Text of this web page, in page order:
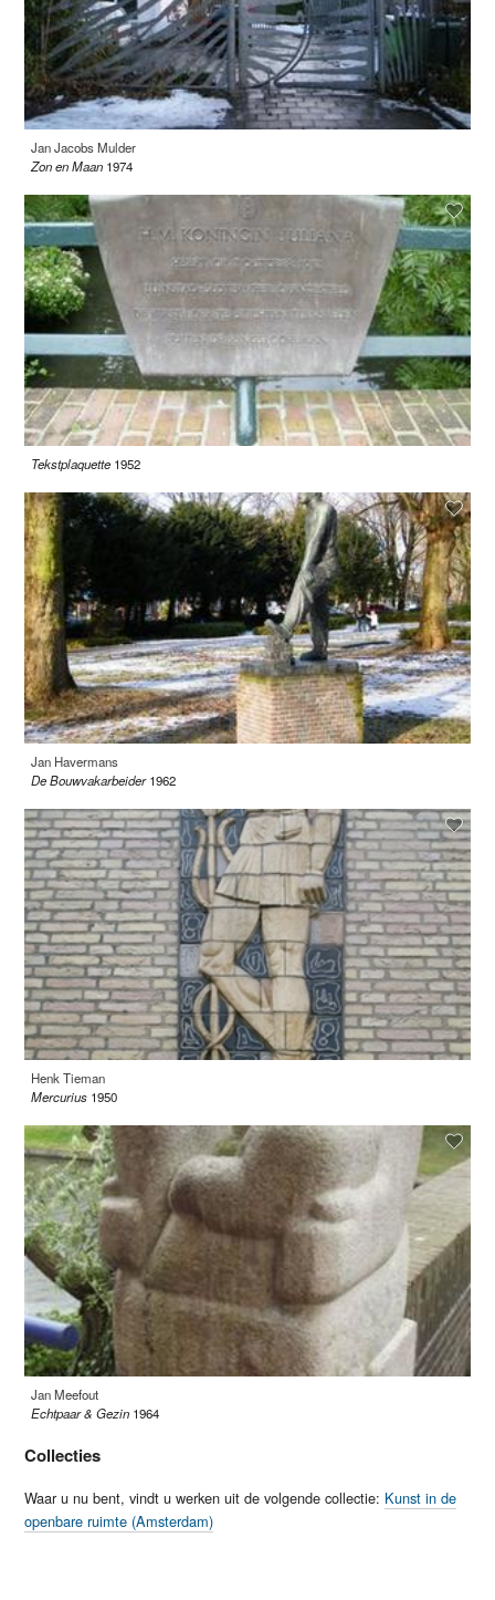
Jan Jacobs Mulder
Zon en Maan 1974
Tekstplaquette 1952
Jan Havermans
De Bouwvakarbeider 1962
Henk Tieman
Mercurius 1950
Jan Meefout
Echtpaar & Gezin 1964
Collecties
Waar u nu bent, vindt u werken uit de volgende collectie: Kunst in de
openbare ruimte (Amsterdam)